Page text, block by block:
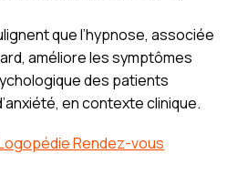
que l’hypnose, associée
améliore les symptômes
des patients
en contexte clinique.
Rendez-vous